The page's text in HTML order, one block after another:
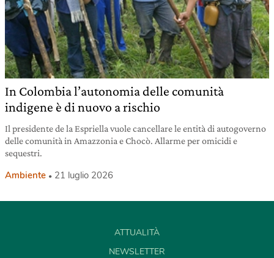
In Colombia l’autonomia delle comunità
indigene è di nuovo a rischio
Il presidente de la Espriella vuole cancellare le entità di autogoverno
delle comunità in Amazzonia e Chocò. Allarme per omicidi e
sequestri.
Ambiente 21 luglio 2026
ATTUALITÀ
NEWSLETTER